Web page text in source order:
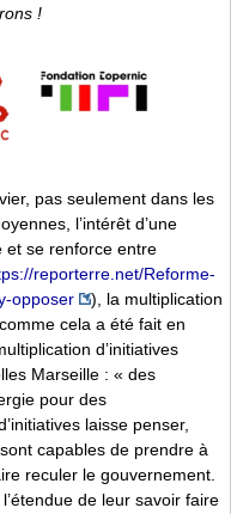
!
pas seulement dans les
l’intérêt d’une
et se renforce entre
reporterre.net/Reforme-
opposer
), la multiplication
cela a été fait en
d’initiatives
Marseille : « des
pour des
laisse penser,
capables de prendre à
reculer le gouvernement.
de leur savoir faire